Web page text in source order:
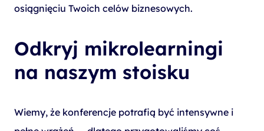
osiągnięciu Twoich celów biznesowych.
Odkryj mikrolearningi
na naszym stoisku
Wiemy, że konferencje potrafią być intensywne i